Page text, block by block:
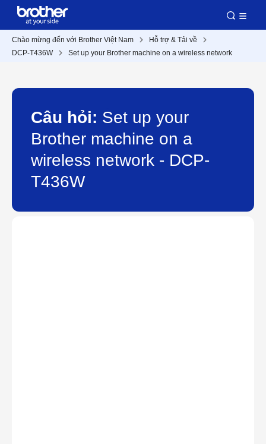
Chào mừng đến với Brother Việt Nam
Hỗ trợ & Tải về
DCP-T436W
Set up your Brother machine on a wireless network
Câu hỏi: Set up your
Brother machine on a
wireless network - DCP-
T436W